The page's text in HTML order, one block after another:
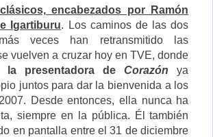
encabezados por Ramón
Igartiburu. Los caminos de las dos
veces han retransmitido las
vuelven a cruzar hoy en TVE, donde
la presentadora deCorazón ya
juntos para dar la bienvenida a los
Desde entonces, ella nunca ha
siempre en la pública. Él también
en pantalla entre el 31 de diciembre